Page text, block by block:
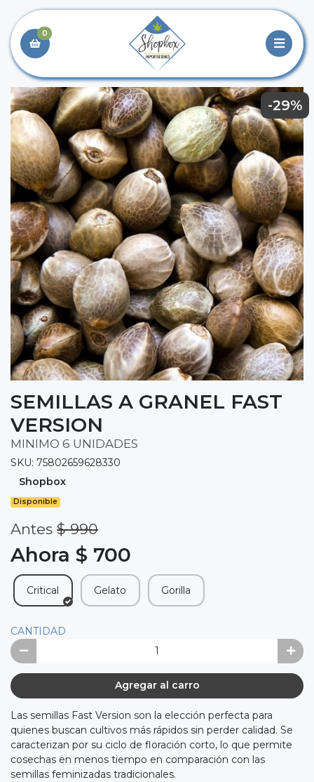
0
-29%
SEMILLAS A GRANEL FAST
VERSION
MINIMO 6 UNIDADES
SKU: 75802659628330
Shopbox
Disponible
Antes $ 990
Ahora $ 700
Critical Gelato Gorilla
CANTIDAD
Agregar al carro
Las semillas Fast Version son la elección perfecta para
quienes buscan cultivos más rápidos sin perder calidad. Se
caracterizan por su ciclo de floración corto, lo que permite
cosechas en menos tiempo en comparación con las
semillas feminizadas tradicionales.